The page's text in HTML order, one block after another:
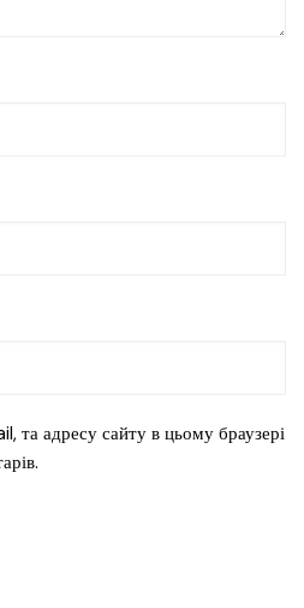
та адресу сайту в цьому браузері